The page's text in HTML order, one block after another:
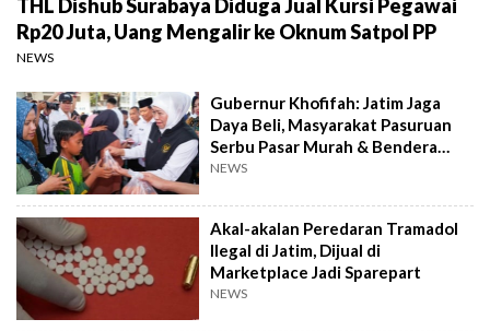
THL Dishub Surabaya Diduga Jual Kursi Pegawai
Rp20 Juta, Uang Mengalir ke Oknum Satpol PP
NEWS
Gubernur Khofifah: Jatim Jaga
Daya Beli, Masyarakat Pasuruan
Serbu Pasar Murah & Bendera
Merah Putih
NEWS
Akal-akalan Peredaran Tramadol
Ilegal di Jatim, Dijual di
Marketplace Jadi Sparepart
NEWS